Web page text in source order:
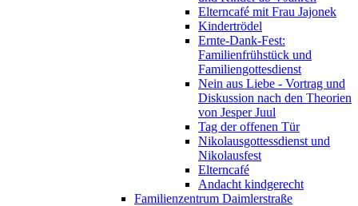
Elterncafé mit Frau Jajonek
Kindertrödel
Ernte-Dank-Fest:
Familienfrühstück und
Familiengottesdienst
Nein aus Liebe - Vortrag und
Diskussion nach den Theorien
von Jesper Juul
Tag der offenen Tür
Nikolausgottessdienst und
Nikolausfest
Elterncafé
Andacht kindgerecht
Familienzentrum Daimlerstraße